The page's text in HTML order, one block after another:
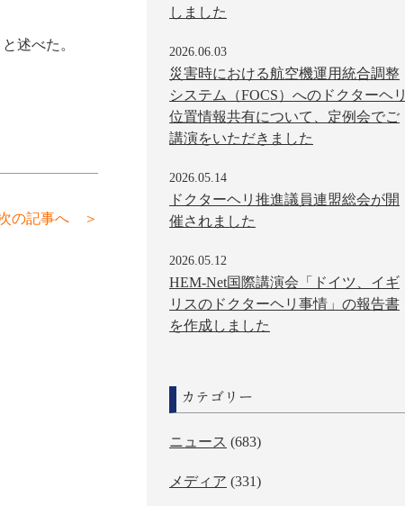
述べた。
の記事へ ＞
しました
2026.06.03
災害時における航空機運用統合調整
システム（FOCS）へのドクターヘリ
位置情報共有について、定例会でご
講演をいただきました
2026.05.14
ドクターヘリ推進議員連盟総会が開
催されました
2026.05.12
HEM-Net国際講演会「ドイツ、イギ
リスのドクターヘリ事情」の報告書
を作成しました
カテゴリー
ニュース (683)
メディア (331)